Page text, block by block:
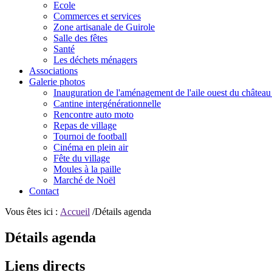
Ecole
Commerces et services
Zone artisanale de Guirole
Salle des fêtes
Santé
Les déchets ménagers
Associations
Galerie photos
Inauguration de l'aménagement de l'aile ouest du
Cantine intergénérationnelle
Rencontre auto moto
Repas de village
Tournoi de football
Cinéma en plein air
Fête du village
Moules à la paille
Marché de Noël
Contact
Vous êtes ici : Accueil /Détails agenda
Détails agenda
Liens directs